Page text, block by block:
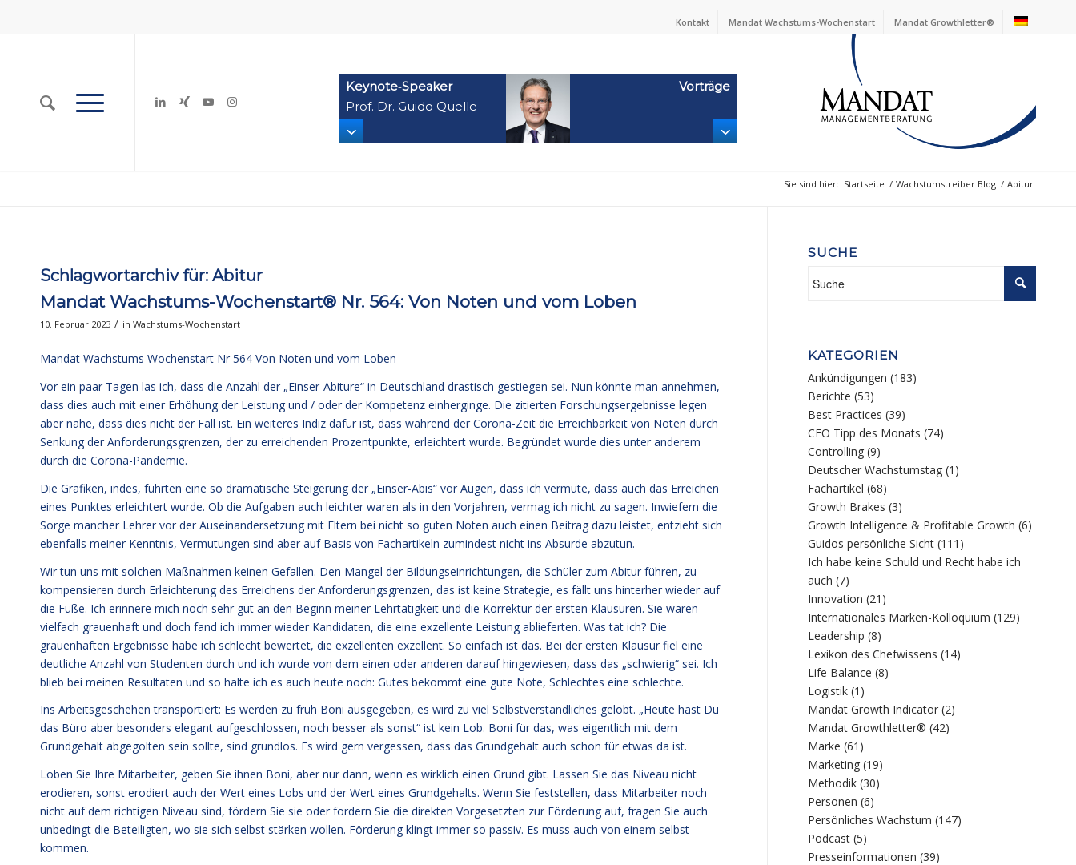
Kontakt Mandat Wachstums-Wochenstart Mandat Growthletter®
Keynote‑Speaker
Prof. Dr. Guido Quelle
Vorträge
Sie sind hier: Startseite / Wachstumstreiber Blog / Abitur
Schlagwortarchiv für: Abitur
Mandat Wachstums-Wochenstart® Nr. 564: Von Noten und vom Loben
10. Februar 2023 / in Wachstums-Wochenstart
Mandat Wachstums Wochenstart Nr 564 Von Noten und vom Loben
Vor ein paar Tagen las ich, dass die Anzahl der „Einser-Abiture“ in Deutschland drastisch gestiegen sei. Nun könnte man annehmen,
dass dies auch mit einer Erhöhung der Leistung und / oder der Kompetenz einherginge. Die zitierten Forschungsergebnisse legen
aber nahe, dass dies nicht der Fall ist. Ein weiteres Indiz dafür ist, dass während der Corona-Zeit die Erreichbarkeit von Noten durch
Senkung der Anforderungsgrenzen, der zu erreichenden Prozentpunkte, erleichtert wurde. Begründet wurde dies unter anderem
durch die Corona-Pandemie.
Die Grafiken, indes, führten eine so dramatische Steigerung der „Einser-Abis“ vor Augen, dass ich vermute, dass auch das Erreichen
eines Punktes erleichtert wurde. Ob die Aufgaben auch leichter waren als in den Vorjahren, vermag ich nicht zu sagen. Inwiefern die
Sorge mancher Lehrer vor der Auseinandersetzung mit Eltern bei nicht so guten Noten auch einen Beitrag dazu leistet, entzieht sich
ebenfalls meiner Kenntnis, Vermutungen sind aber auf Basis von Fachartikeln zumindest nicht ins Absurde abzutun.
Wir tun uns mit solchen Maßnahmen keinen Gefallen. Den Mangel der Bildungseinrichtungen, die Schüler zum Abitur führen, zu
kompensieren durch Erleichterung des Erreichens der Anforderungsgrenzen, das ist keine Strategie, es fällt uns hinterher wieder auf
die Füße. Ich erinnere mich noch sehr gut an den Beginn meiner Lehrtätigkeit und die Korrektur der ersten Klausuren. Sie waren
vielfach grauenhaft und doch fand ich immer wieder Kandidaten, die eine exzellente Leistung ablieferten. Was tat ich? Die
grauenhaften Ergebnisse habe ich schlecht bewertet, die exzellenten exzellent. So einfach ist das. Bei der ersten Klausur fiel eine
deutliche Anzahl von Studenten durch und ich wurde von dem einen oder anderen darauf hingewiesen, dass das „schwierig“ sei. Ich
blieb bei meinen Resultaten und so halte ich es auch heute noch: Gutes bekommt eine gute Note, Schlechtes eine schlechte.
Ins Arbeitsgeschehen transportiert: Es werden zu früh Boni ausgegeben, es wird zu viel Selbstverständliches gelobt. „Heute hast Du
das Büro aber besonders elegant aufgeschlossen, noch besser als sonst“ ist kein Lob. Boni für das, was eigentlich mit dem
Grundgehalt abgegolten sein sollte, sind grundlos. Es wird gern vergessen, dass das Grundgehalt auch schon für etwas da ist.
Loben Sie Ihre Mitarbeiter, geben Sie ihnen Boni, aber nur dann, wenn es wirklich einen Grund gibt. Lassen Sie das Niveau nicht
erodieren, sonst erodiert auch der Wert eines Lobs und der Wert eines Grundgehalts. Wenn Sie feststellen, dass Mitarbeiter noch
nicht auf dem richtigen Niveau sind, fördern Sie sie oder fordern Sie die direkten Vorgesetzten zur Förderung auf, fragen Sie auch
unbedingt die Beteiligten, wo sie sich selbst stärken wollen. Förderung klingt immer so passiv. Es muss auch von einem selbst
kommen.
SUCHE
KATEGORIEN
Ankündigungen (183)
Berichte (53)
Best Practices (39)
CEO Tipp des Monats (74)
Controlling (9)
Deutscher Wachstumstag (1)
Fachartikel (68)
Growth Brakes (3)
Growth Intelligence & Profitable Growth (6)
Guidos persönliche Sicht (111)
Ich habe keine Schuld und Recht habe ich
auch (7)
Innovation (21)
Internationales Marken-Kolloquium (129)
Leadership (8)
Lexikon des Chefwissens (14)
Life Balance (8)
Logistik (1)
Mandat Growth Indicator (2)
Mandat Growthletter® (42)
Marke (61)
Marketing (19)
Methodik (30)
Personen (6)
Persönliches Wachstum (147)
Podcast (5)
Presseinformationen (39)